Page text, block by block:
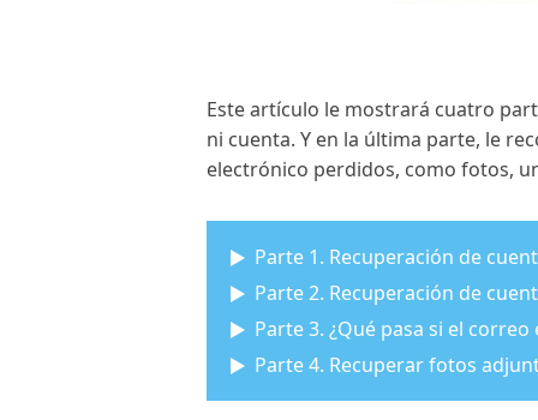
Este artículo le mostrará cuatro
ni cuenta. Y en la última parte, le
electrónico perdidos, como fotos,
Parte 1. Recuperación de
Parte 2. Recuperación de
Parte 3. ¿Qué pasa si el
Parte 4. Recuperar fotos